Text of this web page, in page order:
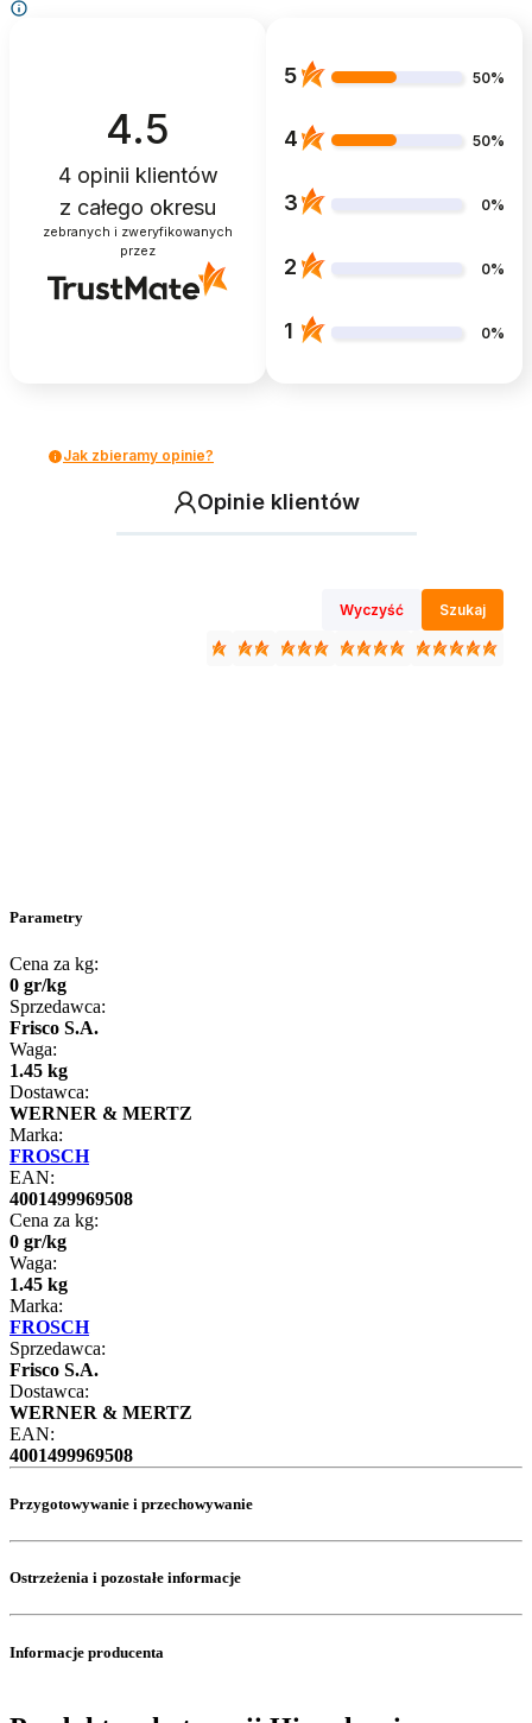
4.5
4opinii klientów
z całego okresu
zebranych i zweryfikowanych
przez
5 50%
4 50%
3 0%
2 0%
1 0%
Jak zbieramy opinie?
Opinie klientów
Wyczyść Szukaj
Parametry
Cena za kg:
0 gr/kg
Sprzedawca:
Frisco S.A.
Waga:
1.45 kg
Dostawca:
WERNER & MERTZ
Marka:
FROSCH
EAN:
4001499969508
Cena za kg:
0 gr/kg
Waga:
1.45 kg
Marka:
FROSCH
Sprzedawca:
Frisco S.A.
Dostawca:
WERNER & MERTZ
EAN:
4001499969508
Przygotowywanie i przechowywanie
Ostrzeżenia i pozostałe informacje
Informacje producenta